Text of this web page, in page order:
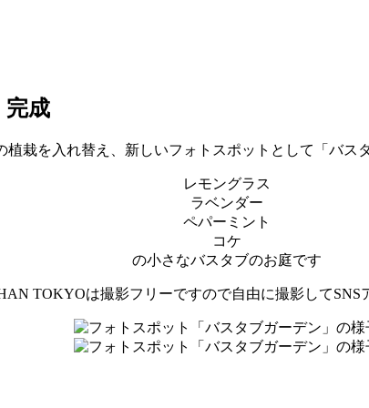
完成
植栽を入れ替え、新しいフォトスポットとして「バス
レモングラス
ラベンダー
ペパーミント
コケ
の小さなバスタブのお庭です
TOKYOは撮影フリーですので自由に撮影してSNS